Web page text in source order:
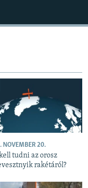
NOVEMBER 20.
tudni az orosz
rakétáról?